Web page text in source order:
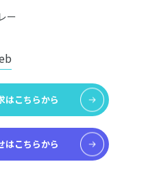
ー
はこちらから
はこちらから